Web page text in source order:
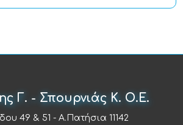
Γ. - Σπουρνιάς Κ. Ο.Ε.
49 & 51 - Α.Πατήσια 11142